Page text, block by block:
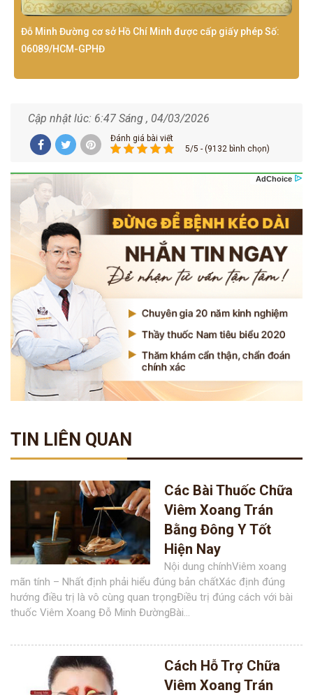
Đỗ Minh Đường cơ sở Hồ Chí Minh được cấp giấy phép Số:
06089/HCM-GPHĐ
Cập nhật lúc: 6:47 Sáng , 04/03/2026
Đánh giá bài viết
5/5 - (9132 bình chọn)
TIN LIÊN QUAN
Các Bài Thuốc Chữa
Viêm Xoang Trán
Bằng Đông Y Tốt
Hiện Nay
Nội dung chínhViêm xoang
mãn tính – Nhất định phải hiểu đúng bản chấtXác định đúng
hướng điều trị là vô cùng quan trọngĐiều trị đúng cách với bài
thuốc Viêm Xoang Đỗ Minh ĐườngBài...
Cách Hỗ Trợ Chữa
Viêm Xoang Trán